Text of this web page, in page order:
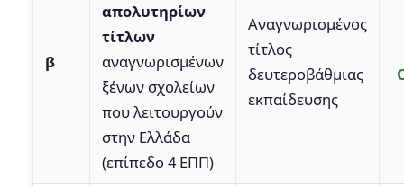
β
απολυτηρίων
τίτλων
αναγνωρισμένων
ξένων σχολείων
που λειτουργούν
στην Ελλάδα
(επίπεδο 4 ΕΠΠ)
Αναγνωρισμένος
τίτλος
δευτεροβάθμιας
εκπαίδευσης